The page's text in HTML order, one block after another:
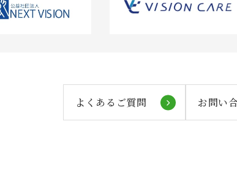
よくあるご質問 お問い